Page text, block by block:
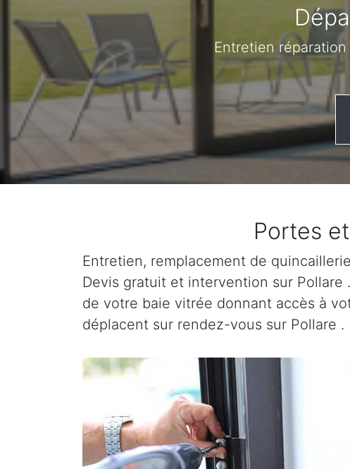
Entretien
Portes
Entretien, remplacement de
Devis gratuit et intervention sur
de votre baie vitrée donnant accès à
déplacent sur rendez-vous sur Pollare .